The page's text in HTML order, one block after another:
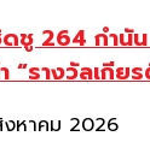
ชู 264 กำนั
รางวัลเกีย
หาคม 2026